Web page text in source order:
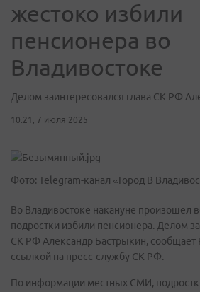
жестоко избили
пенсионера во
Владивостоке
Делом заинтересовался глава СК РФ
10:21, 7 июля 2025
Фото: Telegram-канал «Город В
Во Владивостоке накануне произошел
подростки избили пенсионера. Делом
СК РФ Александр Бастрыкин, сообщает
ссылкой на пресс-службу СК РФ.
По информации местных СМИ,